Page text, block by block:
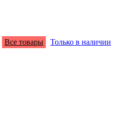
Все товары Только в наличии